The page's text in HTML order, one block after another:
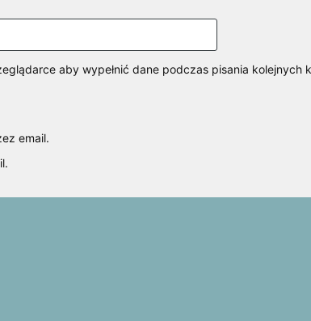
aby wypełnić dane podczas pisania kolejnych
email.